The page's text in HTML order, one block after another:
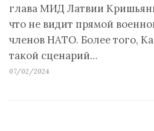
глава МИД Латвии
что не видит прямой
членов НАТО. Более того,
такой сценарий…
07/02/2024